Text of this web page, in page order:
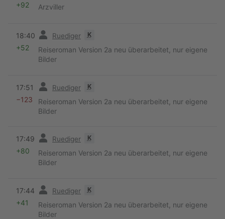
+92 Arzviller
18:40 Ruediger K
+52
Reiseroman Version 2a neu überarbeitet, nur eigene
Bilder
17:51 Ruediger K
−123
Reiseroman Version 2a neu überarbeitet, nur eigene
Bilder
17:49 Ruediger K
+80
Reiseroman Version 2a neu überarbeitet, nur eigene
Bilder
17:44 Ruediger K
+41
Reiseroman Version 2a neu überarbeitet, nur eigene
Bilder